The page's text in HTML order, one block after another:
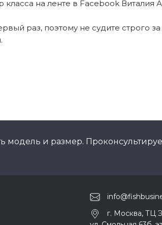
на ленте в Facebook Виталия
раз, поэтому не судите строго за
модель и размер.
г. Москва, ТЦ